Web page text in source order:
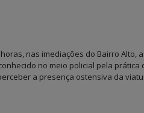
nas imediações do Bairro
no meio policial pela prática
a presença ostensiva da